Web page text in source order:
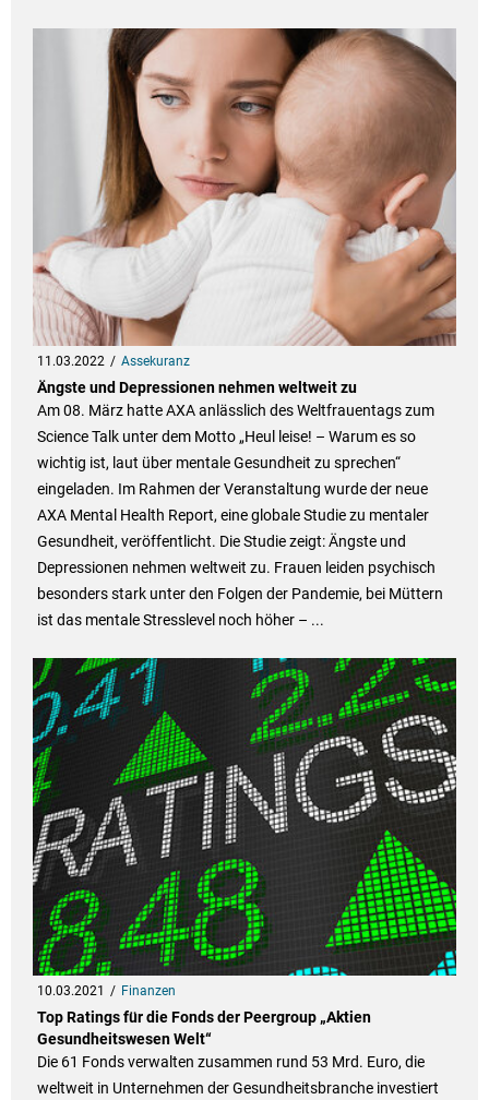
11.03.2022 Assekuranz
Ängste und Depressionen nehmen weltweit zu
Am 08. März hatte AXA anlässlich des Weltfrauentags zum
Science Talk unter dem Motto „Heul leise! – Warum es so
wichtig ist, laut über mentale Gesundheit zu sprechen“
eingeladen. Im Rahmen der Veranstaltung wurde der neue
AXA Mental Health Report, eine globale Studie zu mentaler
Gesundheit, veröffentlicht. Die Studie zeigt: Ängste und
Depressionen nehmen weltweit zu. Frauen leiden psychisch
besonders stark unter den Folgen der Pandemie, bei Müttern
ist das mentale Stresslevel noch höher – ...
10.03.2021 Finanzen
Top Ratings für die Fonds der Peergroup „Aktien
Gesundheitswesen Welt“
Die 61 Fonds verwalten zusammen rund 53 Mrd. Euro, die
weltweit in Unternehmen der Gesundheitsbranche investiert